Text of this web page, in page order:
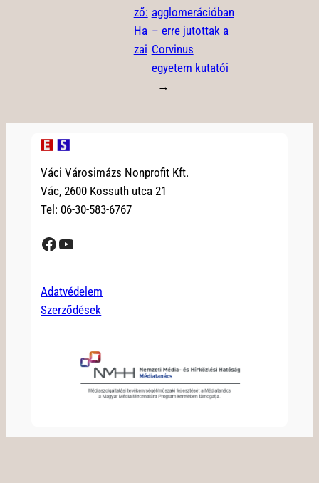
ző:
Ha
zai
agglomerációban
– erre jutottak a
Corvinus
egyetem kutatói
→
Váci Városimázs Nonprofit Kft.
Vác, 2600 Kossuth utca 21
Tel: 06-30-583-6767
Facebook YouTube
Adatvédelem
Szerződések